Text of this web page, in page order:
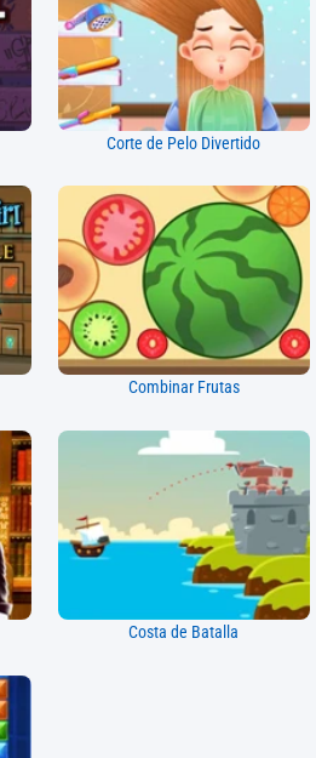
Corte de Pelo Divertido
Combinar Frutas
Costa de Batalla